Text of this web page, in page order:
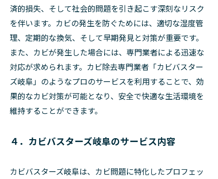
済的損失、そして社会的問題を引き起こす深刻なリスク
を伴います。カビの発生を防ぐためには、適切な湿度管
理、定期的な換気、そして早期発見と対策が重要です。
また、カビが発生した場合には、専門業者による迅速な
対応が求められます。カビ除去専門業者「カビバスター
ズ岐阜」のようなプロのサービスを利用することで、効
果的なカビ対策が可能となり、安全で快適な生活環境を
維持することができます。
４．カビバスターズ岐阜のサービス内容
カビバスターズ岐阜は、カビ問題に特化したプロフェッ